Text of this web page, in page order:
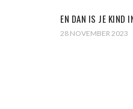
EN DAN IS JE KIND
28 NOVEMBER 2023